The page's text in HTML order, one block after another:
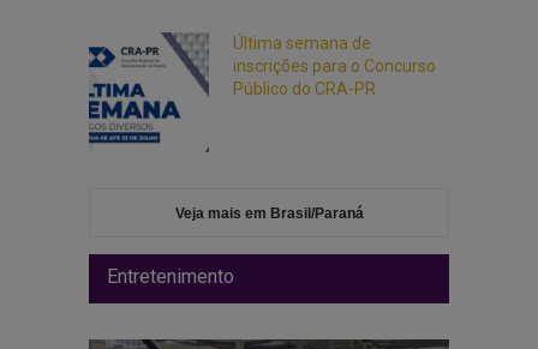
Última semana de
inscrições para o Concurso
Público do CRA-PR
Veja mais em Brasil/Paraná
Entretenimento